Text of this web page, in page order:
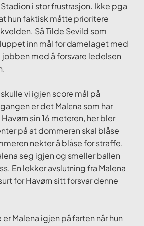
i stor frustrasjon. Ikke pga
hun faktisk måtte prioritere
Så Tilde Sevild som
inn mål for damelaget med
jobben med å forsvare ledelsen
vi igjen score mål på
er det Malena som har
sin 16 meteren, her bler
på at dommeren skal blåse
nekter å blåse for straffe,
seg igjen og smeller ballen
En lekker avslutning fra Malena
for Havørn sitt forsvar denne
Malena igjen på farten når hun